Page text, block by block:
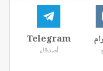
Telegram
أصدقاء